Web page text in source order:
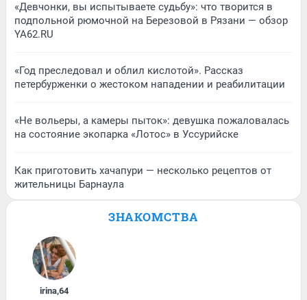
«Девчонки, вы испытываете судьбу»: что творится в
подпольной рюмочной на Березовой в Рязани — обзор
YA62.RU
«Год преследовал и облил кислотой». Рассказ
петербурженки о жестоком нападении и реабилитации
«Не вольеры, а камеры пыток»: девушка пожаловалась
на состояние экопарка «Лотос» в Уссурийске
Как приготовить хачапури — несколько рецептов от
жительницы Барнаула
ЗНАКОМСТВА
irina,64